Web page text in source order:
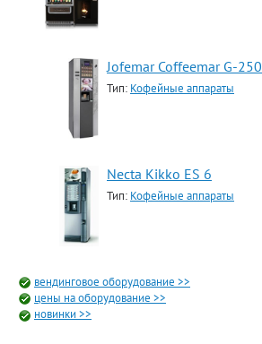
Jofemar Coffeemar G-250
Тип: Кофейные аппараты
Necta Kikko ES 6
Тип: Кофейные аппараты
вендинговое оборудование >>
цены на оборудование >>
новинки >>